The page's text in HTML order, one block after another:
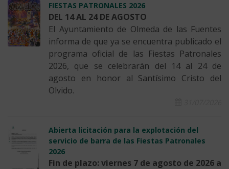
FIESTAS PATRONALES 2026
DEL 14 AL 24 DE AGOSTO
El Ayuntamiento de Olmeda de las Fuentes
informa de que ya se encuentra publicado el
programa oficial de las Fiestas Patronales
2026, que se celebrarán del 14 al 24 de
agosto en honor al Santísimo Cristo del
Olvido.
Abierta licitación para la explotación del
servicio de barra de las Fiestas Patronales
2026
Fin de plazo: viernes 7 de agosto de 2026 a